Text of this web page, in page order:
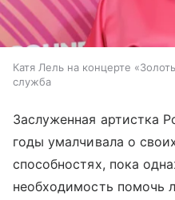
Катя Лель на концерте
служба
Заслуженная артистка
годы умалчивала о
способностях, пока
необходимость помочь